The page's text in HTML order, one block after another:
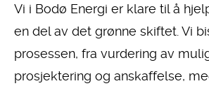
Vi i Bodø Energi er klare til å
en del av det grønne skiftet. Vi
prosessen, fra vurdering av
prosjektering og anskaffelse,